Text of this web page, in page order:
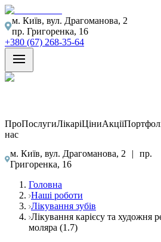
м. Київ, вул. Драгоманова, 2
пр. Григоренка, 16
+380 (67) 268-35-64
Про
нас
ПослугиЛікаріЦіниАкції
м. Київ, вул. Драгоманова, 2 |
пр.
Григоренка, 16
Головна
Наші роботи
Лікування зубів
Лікування карієсу та художня
моляра (1.7)